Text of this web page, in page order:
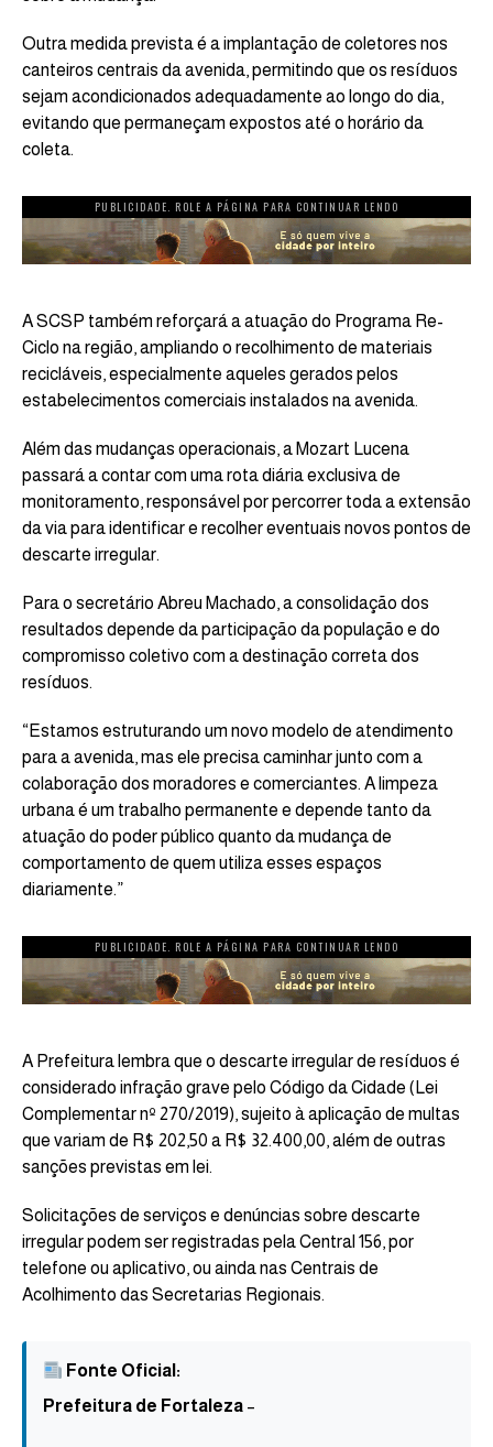
Outra medida prevista é a implantação de coletores nos
canteiros centrais da avenida, permitindo que os resíduos
sejam acondicionados adequadamente ao longo do dia,
evitando que permaneçam expostos até o horário da
coleta.
PUBLICIDADE. ROLE A PÁGINA PARA CONTINUAR LENDO
A SCSP também reforçará a atuação do Programa Re-
Ciclo na região, ampliando o recolhimento de materiais
recicláveis, especialmente aqueles gerados pelos
estabelecimentos comerciais instalados na avenida.
Além das mudanças operacionais, a Mozart Lucena
passará a contar com uma rota diária exclusiva de
monitoramento, responsável por percorrer toda a extensão
da via para identificar e recolher eventuais novos pontos de
descarte irregular.
Para o secretário Abreu Machado, a consolidação dos
resultados depende da participação da população e do
compromisso coletivo com a destinação correta dos
resíduos.
“Estamos estruturando um novo modelo de atendimento
para a avenida, mas ele precisa caminhar junto com a
colaboração dos moradores e comerciantes. A limpeza
urbana é um trabalho permanente e depende tanto da
atuação do poder público quanto da mudança de
comportamento de quem utiliza esses espaços
diariamente.”
PUBLICIDADE. ROLE A PÁGINA PARA CONTINUAR LENDO
A Prefeitura lembra que o descarte irregular de resíduos é
considerado infração grave pelo Código da Cidade (Lei
Complementar nº 270/2019), sujeito à aplicação de multas
que variam de R$ 202,50 a R$ 32.400,00, além de outras
sanções previstas em lei.
Solicitações de serviços e denúncias sobre descarte
irregular podem ser registradas pela Central 156, por
telefone ou aplicativo, ou ainda nas Centrais de
Acolhimento das Secretarias Regionais.
Fonte Oficial:
Prefeitura de Fortaleza –